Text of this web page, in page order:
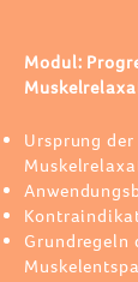
Modul:
Ursprung
Grundregeln